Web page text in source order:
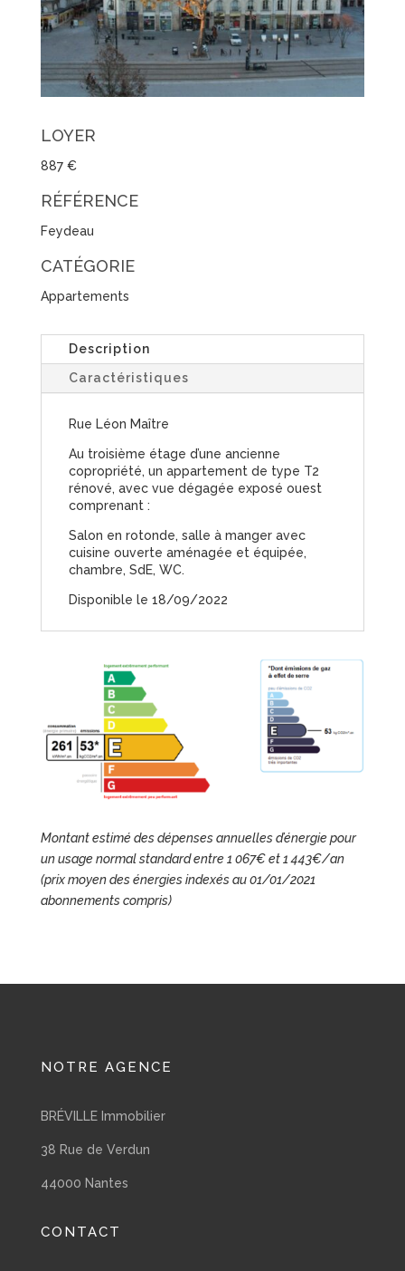
LOYER
887 €
RÉFÉRENCE
Feydeau
CATÉGORIE
Appartements
Description
Caractéristiques
Rue Léon Maître
Au troisième étage d’une ancienne
copropriété, un appartement de type T2
rénové, avec vue dégagée exposé ouest
comprenant :
Salon en rotonde, salle à manger avec
cuisine ouverte aménagée et équipée,
chambre, SdE, WC.
Disponible le 18/09/2022
Montant estimé des dépenses annuelles d’énergie pour
un usage normal standard entre 1 067€ et 1 443€/an
(prix moyen des énergies indexés au 01/01/2021
abonnements compris)
NOTRE AGENCE
BRÉVILLE Immobilier
38 Rue de Verdun
44000 Nantes
CONTACT